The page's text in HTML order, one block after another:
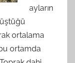
ayların
ortalama
ortamda